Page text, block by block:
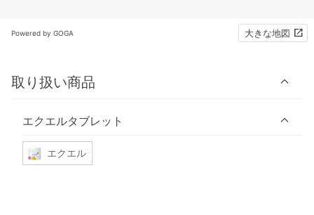
Powered by GOGA 大きな地図
取り扱い商品
エクエルタブレット
エクエル